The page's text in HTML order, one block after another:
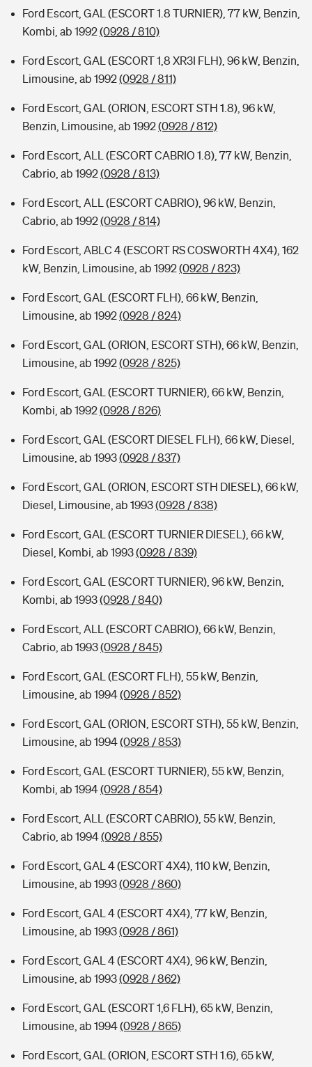
Ford Escort, GAL (ESCORT 1.8 TURNIER), 77 kW, Benzin,
Kombi, ab 1992(0928 / 810)
Ford Escort, GAL (ESCORT 1,8 XR3I FLH), 96 kW, Benzin,
Limousine, ab 1992(0928 / 811)
Ford Escort, GAL (ORION, ESCORT STH 1.8), 96 kW,
Benzin, Limousine, ab 1992(0928 / 812)
Ford Escort, ALL (ESCORT CABRIO 1.8), 77 kW, Benzin,
Cabrio, ab 1992(0928 / 813)
Ford Escort, ALL (ESCORT CABRIO), 96 kW, Benzin,
Cabrio, ab 1992(0928 / 814)
Ford Escort, ABLC 4 (ESCORT RS COSWORTH 4X4), 162
kW, Benzin, Limousine, ab 1992(0928 / 823)
Ford Escort, GAL (ESCORT FLH), 66 kW, Benzin,
Limousine, ab 1992(0928 / 824)
Ford Escort, GAL (ORION, ESCORT STH), 66 kW, Benzin,
Limousine, ab 1992(0928 / 825)
Ford Escort, GAL (ESCORT TURNIER), 66 kW, Benzin,
Kombi, ab 1992(0928 / 826)
Ford Escort, GAL (ESCORT DIESEL FLH), 66 kW, Diesel,
Limousine, ab 1993(0928 / 837)
Ford Escort, GAL (ORION, ESCORT STH DIESEL), 66 kW,
Diesel, Limousine, ab 1993(0928 / 838)
Ford Escort, GAL (ESCORT TURNIER DIESEL), 66 kW,
Diesel, Kombi, ab 1993(0928 / 839)
Ford Escort, GAL (ESCORT TURNIER), 96 kW, Benzin,
Kombi, ab 1993(0928 / 840)
Ford Escort, ALL (ESCORT CABRIO), 66 kW, Benzin,
Cabrio, ab 1993(0928 / 845)
Ford Escort, GAL (ESCORT FLH), 55 kW, Benzin,
Limousine, ab 1994(0928 / 852)
Ford Escort, GAL (ORION, ESCORT STH), 55 kW, Benzin,
Limousine, ab 1994(0928 / 853)
Ford Escort, GAL (ESCORT TURNIER), 55 kW, Benzin,
Kombi, ab 1994(0928 / 854)
Ford Escort, ALL (ESCORT CABRIO), 55 kW, Benzin,
Cabrio, ab 1994(0928 / 855)
Ford Escort, GAL 4 (ESCORT 4X4), 110 kW, Benzin,
Limousine, ab 1993(0928 / 860)
Ford Escort, GAL 4 (ESCORT 4X4), 77 kW, Benzin,
Limousine, ab 1993(0928 / 861)
Ford Escort, GAL 4 (ESCORT 4X4), 96 kW, Benzin,
Limousine, ab 1993(0928 / 862)
Ford Escort, GAL (ESCORT 1,6 FLH), 65 kW, Benzin,
Limousine, ab 1994(0928 / 865)
Ford Escort, GAL (ORION, ESCORT STH 1.6), 65 kW,